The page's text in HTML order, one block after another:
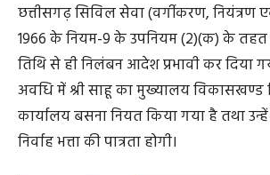
छत्तीसगढ़ सिविल सेवा (वर्गीकरण, नियंत्रण
1966 के नियम-9 के उपनियम (2)(क) के तहत
तिथि से ही निलंबन आदेश प्रभावी कर दिया
अवधि में श्री साहू का मुख्यालय विकासखण्ड
कार्यालय बसना नियत किया गया है तथा
निर्वाह भत्ता की पात्रता होगी।